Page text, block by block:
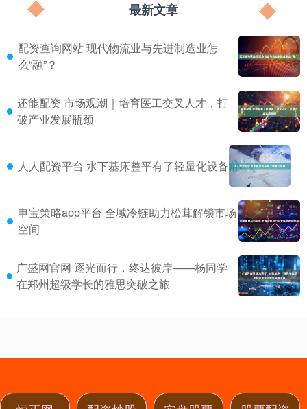
最新文章
配资查询网站 现代物流业与先进制造业怎
么“融”？
还能配资 市场观潮｜培育医工交叉人才，打
破产业发展瓶颈
人人配资平台 水下基床整平有了轻量化设备
申宝策略app平台 全域冷链助力松茸解锁市场
空间
广盛网官网 逐光而行，终达彼岸——杨同学
在郑州超级学长的雅思突破之旅